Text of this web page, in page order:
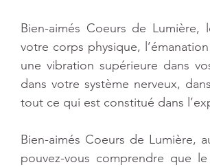
Bien-aimés Coeurs de
votre corps physique,
une vibration supérieure dans
dans votre système nerveux,
tout ce qui est constitué dans
Bien-aimés Coeurs de Lumière,
pouvez-vous comprendre que